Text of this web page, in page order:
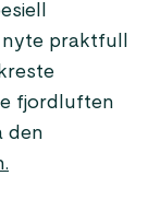
praktfull
fjordluften
den